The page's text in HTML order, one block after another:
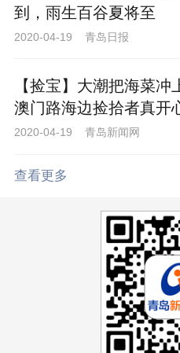
到，雨生百谷夏将至
2020-04-19 青岛日报
【捡宝】大潮把海菜冲
澳门路海边捡拾者真开
2020-04-19 青岛新闻网
查看更多